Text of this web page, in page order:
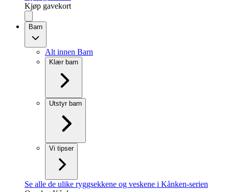
Kjøp gavekort
Barn
Alt innen Barn
Klær barn
Utstyr barn
Vi tipser
Se alle de ulike ryggsekkene og veskene i Kånken-serien